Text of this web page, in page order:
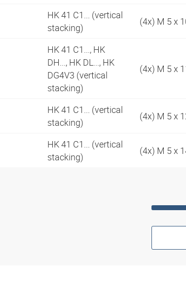
HK 41 C1... (vertical
stacking)
(4x) M 5 x
HK 41 C1..., HK
DH..., HK DL..., HK
DG4V3 (vertical
stacking)
(4x) M 5 x
HK 41 C1... (vertical
stacking)
(4x) M 5 x
HK 41 C1... (vertical
stacking)
(4x) M 5 x